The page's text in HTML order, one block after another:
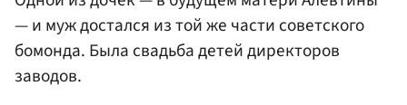
— и муж достался из той же части советского
бомонда. Была свадьба детей директоров
заводов.